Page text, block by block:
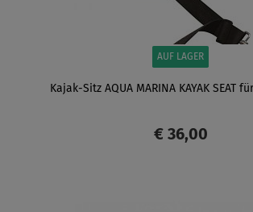
AUF LAGER
Kajak-Sitz AQUA MARINA KAYAK SEAT
€ 36,00